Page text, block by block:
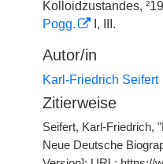
Kolloidzustandes,
Pogg.
I, III.
Autor/in
Karl-Friedrich Seifert
Zitierweise
Seifert, Karl-Friedrich,
Neue Deutsche